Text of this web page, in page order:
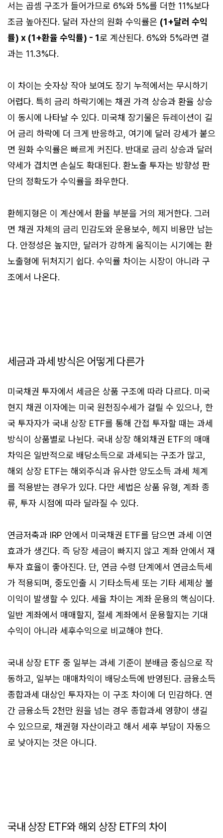
서는 곱셈 구조가 들어가므로 6%와 5%를 더한 11%보다
조금 높아진다. 달러 자산의 원화 수익률은 (1+달러 수익
률) x (1+환율 수익률) - 1로 계산된다. 6%와 5%라면 결
과는 11.3%다.
이 차이는 숫자상 작아 보여도 장기 누적에서는 무시하기
어렵다. 특히 금리 하락기에는 채권 가격 상승과 환율 상승
이 동시에 나타날 수 있다. 미국채 장기물은 듀레이션이 길
어 금리 하락에 더 크게 반응하고, 여기에 달러 강세가 붙으
면 원화 수익률은 빠르게 커진다. 반대로 금리 상승과 달러
약세가 겹치면 손실도 확대된다. 환노출 투자는 방향성 판
단의 정확도가 수익률을 좌우한다.
환헤지형은 이 계산에서 환율 부분을 거의 제거한다. 그러
면 채권 자체의 금리 민감도와 운용보수, 헤지 비용만 남는
다. 안정성은 높지만, 달러가 강하게 움직이는 시기에는 환
노출형에 뒤처지기 쉽다. 수익률 차이는 시장이 아니라 구
조에서 나온다.
세금과 과세 방식은 어떻게 다른가
미국채권 투자에서 세금은 상품 구조에 따라 다르다. 미국
현지 채권 이자에는 미국 원천징수세가 걸릴 수 있으나, 한
국 투자자가 국내 상장 ETF를 통해 간접 투자할 때는 과세
방식이 상품별로 나뉜다. 국내 상장 해외채권 ETF의 매매
차익은 일반적으로 배당소득으로 과세되는 구조가 많고,
해외 상장 ETF는 해외주식과 유사한 양도소득 과세 체계
를 적용받는 경우가 있다. 다만 세법은 상품 유형, 계좌 종
류, 투자 시점에 따라 달라질 수 있다.
연금저축과 IRP 안에서 미국채권 ETF를 담으면 과세 이연
효과가 생긴다. 즉 당장 세금이 빠지지 않고 계좌 안에서 재
투자 효율이 좋아진다. 단, 연금 수령 단계에서 연금소득세
가 적용되며, 중도인출 시 기타소득세 또는 기타 세제상 불
이익이 발생할 수 있다. 세율 차이는 계좌 운용의 핵심이다.
일반 계좌에서 매매할지, 절세 계좌에서 운용할지는 기대
수익이 아니라 세후수익으로 비교해야 한다.
국내 상장 ETF 중 일부는 과세 기준이 분배금 중심으로 작
동하고, 일부는 매매차익이 배당소득에 반영된다. 금융소득
종합과세 대상인 투자자는 이 구조 차이에 더 민감하다. 연
간 금융소득 2천만 원을 넘는 경우 종합과세 영향이 생길
수 있으므로, 채권형 자산이라고 해서 세후 부담이 자동으
로 낮아지는 것은 아니다.
국내 상장 ETF와 해외 상장 ETF의 차이